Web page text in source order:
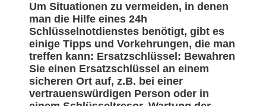
Um Situationen zu vermeiden, in denen
man die Hilfe eines 24h
Schlüsselnotdienstes benötigt, gibt es
einige Tipps und Vorkehrungen, die man
treffen kann: Ersatzschlüssel: Bewahren
Sie einen Ersatzschlüssel an einem
sicheren Ort auf, z.B. bei einer
vertrauenswürdigen Person oder in